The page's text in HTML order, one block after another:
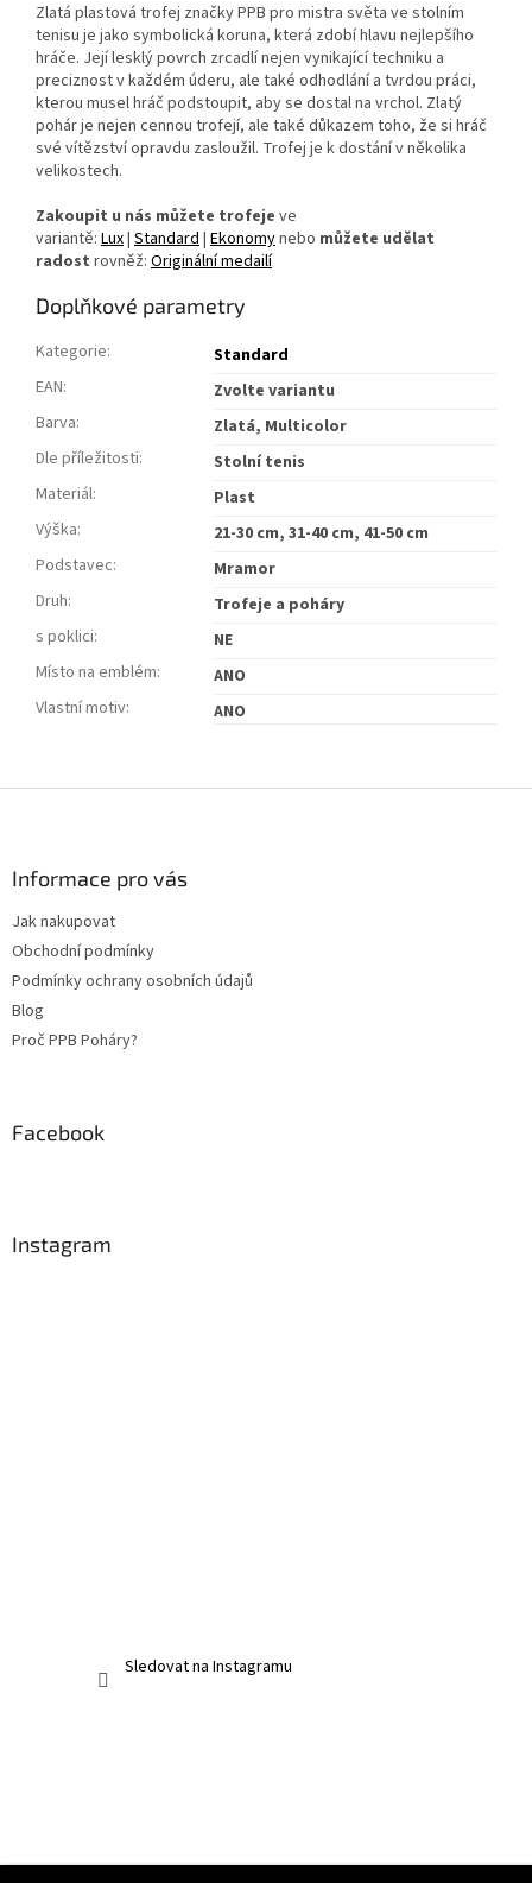
Zlatá plastová trofej značky PPB pro mistra světa ve stolním
tenisu je jako symbolická koruna, která zdobí hlavu nejlepšího
hráče. Její lesklý povrch zrcadlí nejen vynikající techniku a
preciznost v každém úderu, ale také odhodlání a tvrdou práci,
kterou musel hráč podstoupit, aby se dostal na vrchol. Zlatý
pohár je nejen cennou trofejí, ale také důkazem toho, že si hráč
své vítězství opravdu zasloužil. Trofej je k dostání v několika
velikostech.
Zakoupit u nás můžete trofeje ve
variantě: Lux| Standard| Ekonomynebo můžete udělat
radost rovněž: Originální medailí
Doplňkové parametry
Kategorie:
Standard
EAN:
Zvolte variantu
Barva:
Zlatá, Multicolor
Dle příležitosti:
Stolní tenis
Materiál:
Plast
Výška:
21-30 cm, 31-40 cm, 41-50 cm
Podstavec:
Mramor
Druh:
Trofeje a poháry
s poklici:
NE
Místo na emblém:
ANO
Vlastní motiv: ANO
Informace pro vás
Jak nakupovat
Obchodní podmínky
Podmínky ochrany osobních údajů
Blog
Proč PPB Poháry?
Facebook
Instagram
Sledovat na Instagramu